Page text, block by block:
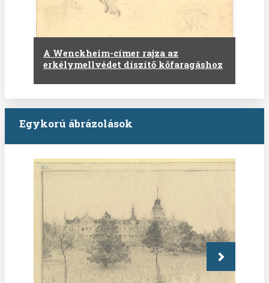
A Wenckheim-címer rajza az
erkélymellvédet díszítő kőfaragáshoz
Egykorú ábrázolások
Következő